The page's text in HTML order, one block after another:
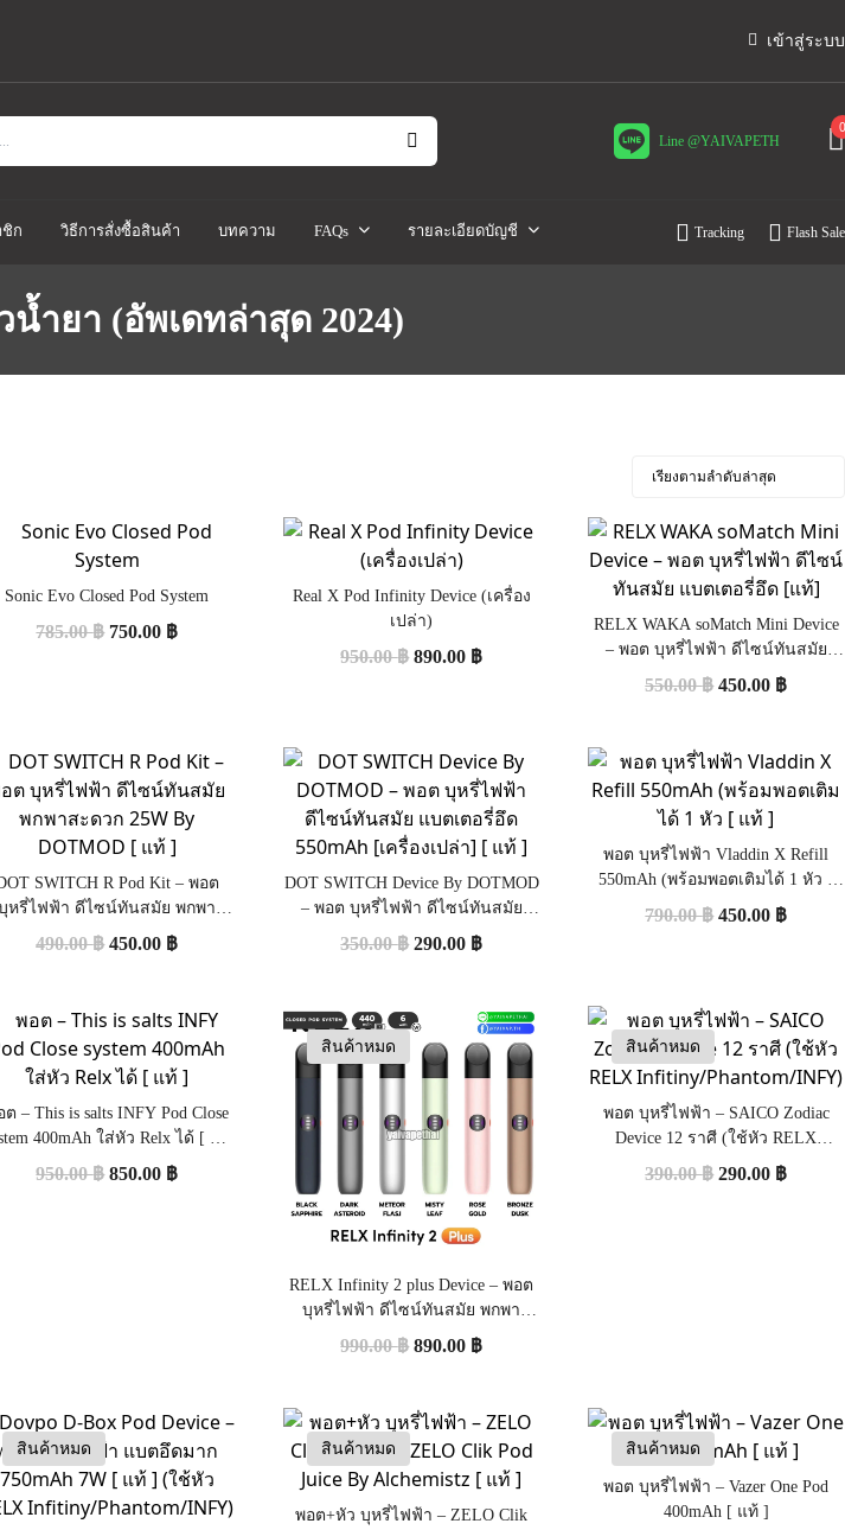
เข้าสู่ระบบ
Line @YAIVAPETH
0
ชิก วิธีการสั่งซื้อสินค้า บทความ FAQs รายละเอียดบัญชี Tracking Flash Sale
ำยา (อัพเดทล่าสุด 2024)
Sonic Evo Closed Pod System
785.00฿ 750.00 ฿
Real X Pod Infinity Device (เครื่อง
เปล่า)
950.00฿ 890.00 ฿
RELX WAKA soMatch Mini Device
– พอต บุหรี่ไฟฟ้า ดีไซน์ทันสมัย
แบตเตอรี่อึด [แท้]
550.00฿ 450.00 ฿
SWITCH R Pod Kit – พอต
หรี่ไฟฟ้า ดีไซน์ทันสมัย พกพา
ะดวก 25W By DOTMOD [ แท้ ]
490.00฿ 450.00 ฿
DOT SWITCH Device By DOTMOD
– พอต บุหรี่ไฟฟ้า ดีไซน์ทันสมัย
แบตเตอรี่อึด 550mAh [เครื่องเปล่า]
350.00฿ 290.00 ฿
พอต บุหรี่ไฟฟ้า Vladdin X Refill
550mAh (พร้อมพอตเติมได้ 1 หัว [
แท้ ]
790.00฿ 450.00 ฿
ต – This is salts INFY Pod Close
400mAh ใส่หัว Relx ได้ [ แท้
950.00฿ 850.00 ฿
สินค้าหมด
RELX Infinity 2 plus Device – พอต
บุหรี่ไฟฟ้า ดีไซน์ทันสมัย พกพา
สะดวก [แท้]
990.00฿ 890.00 ฿
สินค้าหมด
พอต บุหรี่ไฟฟ้า – SAICO Zodiac
Device 12 ราศี (ใช้หัว RELX
Infitiny/Phantom/INFY)
390.00฿ 290.00 ฿
สินค้าหมด สินค้าหมด
พอต+หัว บุหรี่ไฟฟ้า – ZELO Clik
สินค้าหมด
พอต บุหรี่ไฟฟ้า – Vazer One Pod
400mAh [ แท้ ]